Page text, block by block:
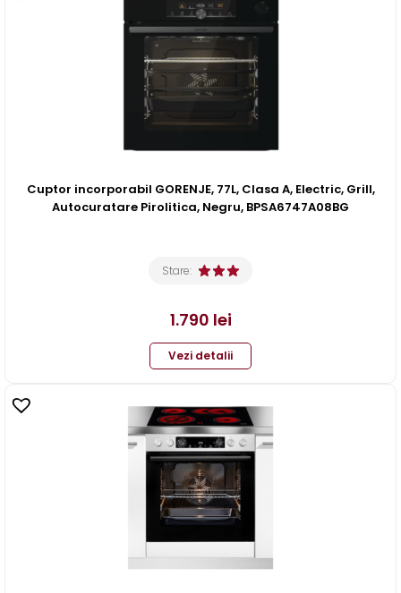
Cuptor incorporabil GORENJE, 77L, Clasa A, Electric, Grill,
Autocuratare Pirolitica, Negru, BPSA6747A08BG
Stare:
1.790 lei
Vezi detalii